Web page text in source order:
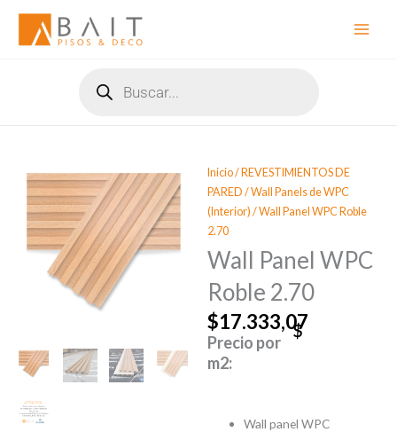
contenido
productos
Inicio/ REVESTIMIENTOS DE
PARED /Wall Panels de WPC
(Interior) / Wall Panel WPC Roble
2.70
Wall Panel WPC
Roble 2.70
$17.333,07
Precio por
m2:
Wall panel WPC